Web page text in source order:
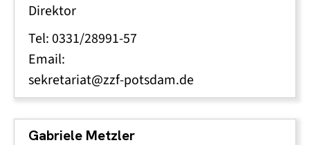
Direktor
Tel: 0331/28991-57
Email:
sekretariat@zzf-potsdam.de
Gabriele Metzler